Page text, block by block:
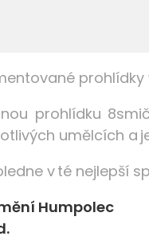
prohlídku
umělcích
v té nejlepší
Humpolec